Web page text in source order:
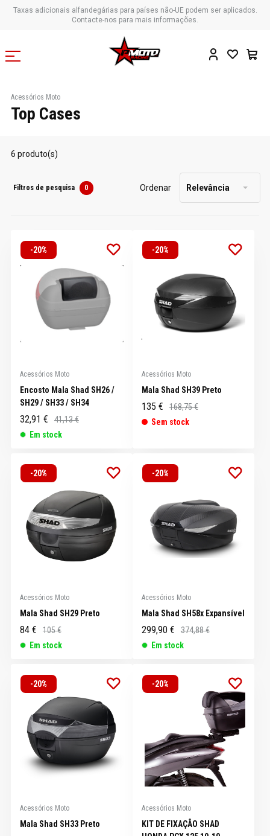
Taxas adicionais alfandegárias para países não-UE podem ser aplicados.
Contacte-nos para mais informações.
Acessórios Moto
Top Cases
6 produto(s)
Filtros de pesquisa 0 Ordenar Relevância
-20%
Acessórios Moto
Encosto Mala Shad SH26 /
SH29 / SH33 / SH34
32,91 €
41,13 €
Em stock
-20%
Acessórios Moto
Mala Shad SH39 Preto
135 €
168,75 €
Sem stock
-20%
Acessórios Moto
Mala Shad SH29 Preto
84 €
105 €
Em stock
-20%
Acessórios Moto
Mala Shad SH58x Expansível
299,90 €
374,88 €
Em stock
-20%
Acessórios Moto
Mala Shad SH33 Preto
-20%
Acessórios Moto
KIT DE FIXAÇÃO SHAD